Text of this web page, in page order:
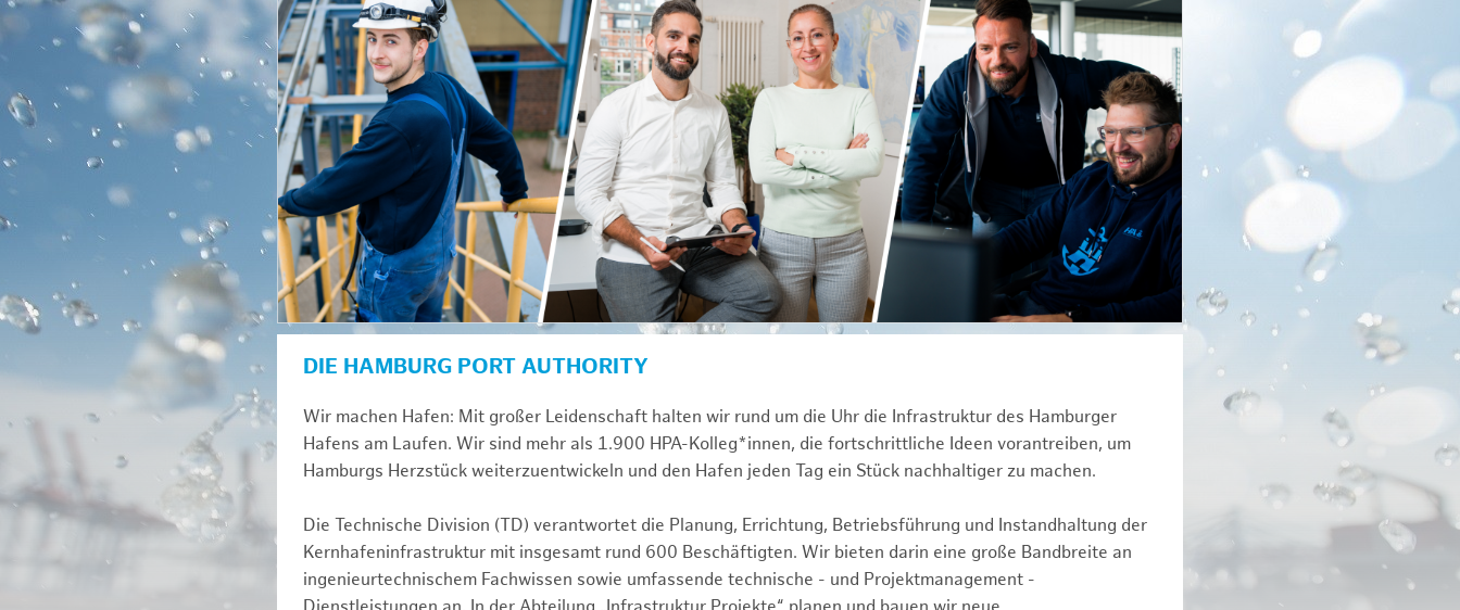
DIE HAMBURG PORT AUTHORITY
Wir machen Hafen: Mit großer Leidenschaft halten wir rund um die Uhr die Infrastruktur des Hamburger
Hafens am Laufen. Wir sind mehr als 1.900 HPA-Kolleg*innen, die fortschrittliche Ideen vorantreiben, um
Hamburgs Herzstück weiterzuentwickeln und den Hafen jeden Tag ein Stück nachhaltiger zu machen.
Die Technische Division (TD) verantwortet die Planung, Errichtung, Betriebsführung und Instandhaltung der
Kernhafeninfrastruktur mit insgesamt rund 600 Beschäftigten. Wir bieten darin eine große Bandbreite an
ingenieurtechnischem Fachwissen sowie umfassende technische - und Projektmanagement -